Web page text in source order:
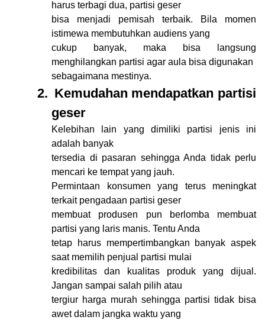
harus terbagi dua, partisi geser
bisa menjadi pemisah terbaik. Bila momen
istimewa membutuhkan audiens yang
cukup banyak, maka bisa langsung
menghilangkan partisi agar aula bisa digunakan
sebagaimana mestinya.
2. Kemudahan mendapatkan partisi
geser
Kelebihan lain yang dimiliki partisi jenis ini
adalah banyak
tersedia di pasaran sehingga Anda tidak perlu
mencari ke tempat yang jauh.
Permintaan konsumen yang terus meningkat
terkait pengadaan partisi geser
membuat produsen pun berlomba membuat
partisi yang laris manis. Tentu Anda
tetap harus mempertimbangkan banyak aspek
saat memilih penjual partisi mulai
kredibilitas dan kualitas produk yang dijual.
Jangan sampai salah pilih atau
tergiur harga murah sehingga partisi tidak bisa
awet dalam jangka waktu yang